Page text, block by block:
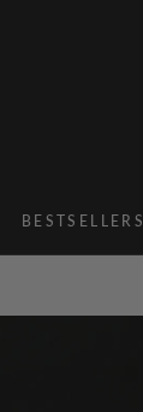
BESTSELLERS